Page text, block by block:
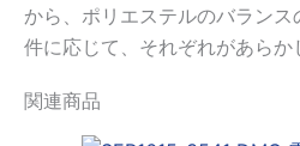
から、ポリエステルのバラン
件に応じて、それぞれがあらか
関連商品